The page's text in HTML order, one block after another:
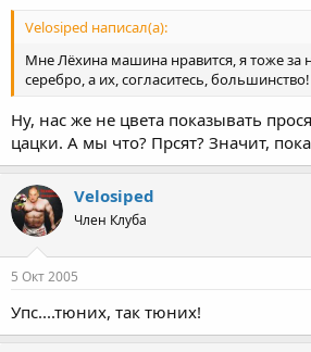
Velosiped написал(а):
Мне Лёхина машина нравится, я тоже за
серебро, а их, согласитесь, большинство!
Ну, нас же не цвета показывать
цацки. А мы что? Прсят? Значит,
Velosiped
Член Клуба
5 Окт 2005
Упс....тюних, так тюних!